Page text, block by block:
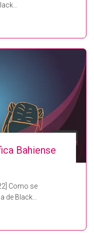
Bahiense
Como se
de Black…